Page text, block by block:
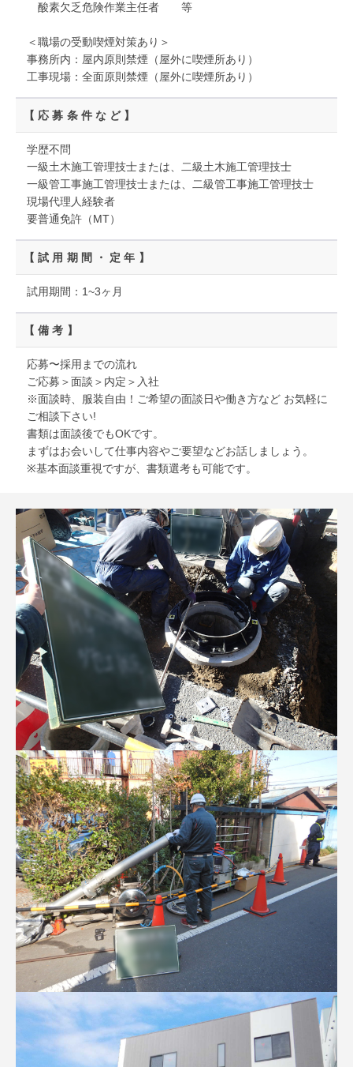
酸素欠乏危険作業主任者 等
＜職場の受動喫煙対策あり＞
事務所内：屋内原則禁煙（屋外に喫煙所あり）
工事現場：全面原則禁煙（屋外に喫煙所あり）
【応募条件など】
学歴不問
一級土木施工管理技士または、二級土木施工管理技士
一級管工事施工管理技士または、二級管工事施工管理技士
現場代理人経験者
要普通免許（MT）
【試用期間・定年】
試用期間：1~3ヶ月
【備考】
応募〜採用までの流れ
ご応募＞面談＞内定＞入社
※面談時、服装自由！ご希望の面談日や働き方など お気軽に
ご相談下さい!
書類は面談後でもOKです。
まずはお会いして仕事内容やご要望などお話しましょう。
※基本面談重視ですが、書類選考も可能です。